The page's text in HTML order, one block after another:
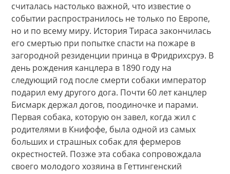
считалась настолько важной, что известие о
событии распространилось не только по Европе,
но и по всему миру. История Тираса закончилась
его смертью при попытке спасти на пожаре в
загородной резиденции принца в Фридрихсруэ. В
день рождения канцлера в 1890 году на
следующий год после смерти собаки император
подарил ему другого дога. Почти 60 лет канцлер
Бисмарк держал догов, поодиночке и парами.
Первая собака, которую он завел, когда жил с
родителями в Книфофе, была одной из самых
больших и страшных собак для фермеров
окрестностей. Позже эта собака сопровождала
своего молодого хозяина в Геттингенский